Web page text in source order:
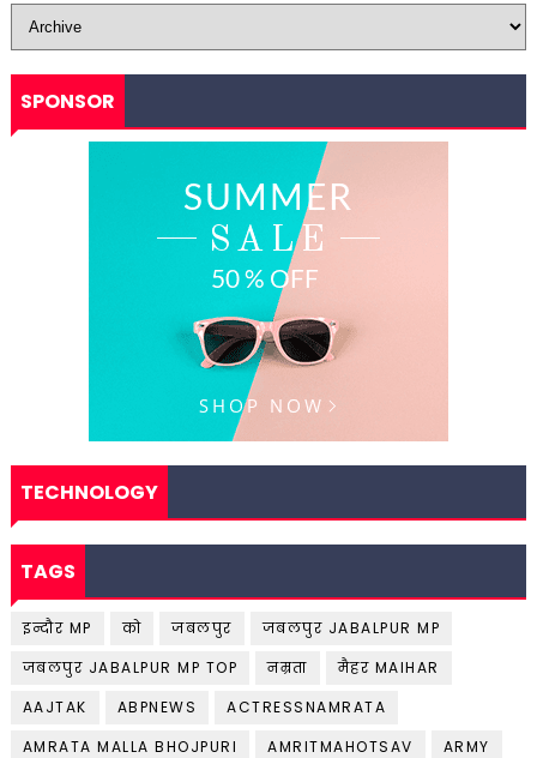
SPONSOR
TECHNOLOGY
TAGS
इन्दौर MP को जबलपुर
जबलपुर JABALPUR MP
जबलपुर JABALPUR MP TOP
नम्रता
मैहर MAIHAR
AAJTAK
ABPNEWS
ACTRESSNAMRATA
AMRATA MALLA BHOJPURI
AMRITMAHOTSAV
ARMY